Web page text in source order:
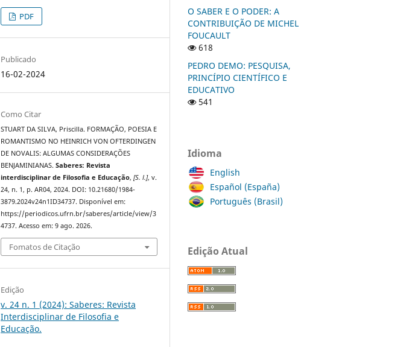
PDF
Publicado
16-02-2024
Como Citar
STUART DA SILVA, Priscilla. FORMAÇÃO, POESIA E
ROMANTISMO NO HEINRICH VON OFTERDINGEN
DE NOVALIS: ALGUMAS CONSIDERAÇÕES
BENJAMINIANAS.Saberes: Revista
interdisciplinar de Filosofia e Educação,[S. l.], v.
24, n. 1, p. AR04, 2024. DOI: 10.21680/1984-
3879.2024v24n1ID34737. Disponível em:
https://periodicos.ufrn.br/saberes/article/view/3
4737. Acesso em: 9 ago. 2026.
Fomatos de Citação
Edição
v. 24 n. 1 (2024): Saberes: Revista
Interdisciplinar de Filosofia e
Educação.
O SABER E O PODER: A
CONTRIBUIÇÃO DE MICHEL
FOUCAULT
618
PEDRO DEMO: PESQUISA,
PRINCÍPIO CIENTÍFICO E
EDUCATIVO
541
Idioma
English
Español (España)
Português (Brasil)
Edição Atual